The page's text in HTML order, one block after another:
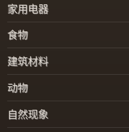
家用电器
食物
建筑材料
动物
自然现象